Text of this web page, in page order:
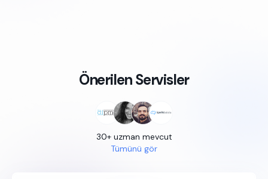
Önerilen Servisler
30+ uzman mevcut
Tümünü gör